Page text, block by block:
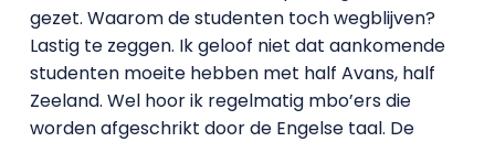
gezet. Waarom de studenten toch wegblijven?
Lastig te zeggen. Ik geloof niet dat aankomende
studenten moeite hebben met half Avans, half
Zeeland. Wel hoor ik regelmatig mbo’ers die
worden afgeschrikt door de Engelse taal. De